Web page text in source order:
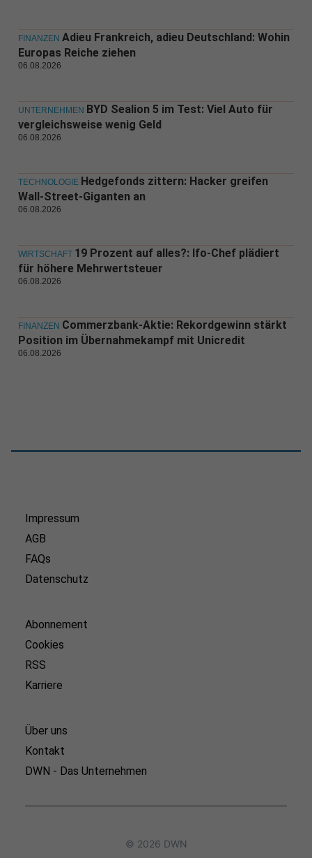
FINANZEN Adieu Frankreich, adieu Deutschland: Wohin
Europas Reiche ziehen
06.08.2026
UNTERNEHMEN BYD Sealion 5 im Test: Viel Auto für
vergleichsweise wenig Geld
06.08.2026
TECHNOLOGIE Hedgefonds zittern: Hacker greifen
Wall-Street-Giganten an
06.08.2026
WIRTSCHAFT 19 Prozent auf alles?: Ifo-Chef plädiert
für höhere Mehrwertsteuer
06.08.2026
FINANZEN Commerzbank-Aktie: Rekordgewinn stärkt
Position im Übernahmekampf mit Unicredit
06.08.2026
Impressum
AGB
FAQs
Datenschutz
Abonnement
Cookies
RSS
Karriere
Über uns
Kontakt
DWN - Das Unternehmen
© 2026 DWN